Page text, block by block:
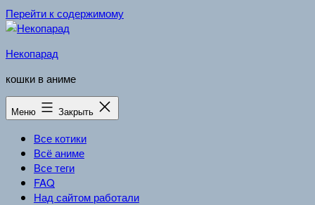
Перейти к содержимому
Некопарад
кошки в аниме
Меню Закрыть
Все котики
Всё аниме
Все теги
FAQ
Над сайтом работали